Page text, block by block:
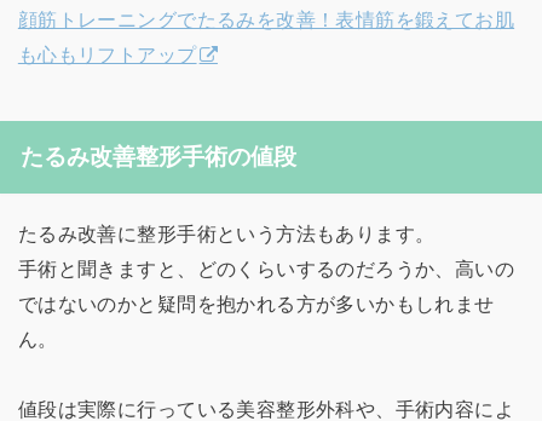
顔筋トレーニングでたるみを改善！表情筋を鍛えてお肌
も心もリフトアップ
たるみ改善整形手術の値段
たるみ改善に整形手術という方法もあります。
手術と聞きますと、どのくらいするのだろうか、高いの
ではないのかと疑問を抱かれる方が多いかもしれませ
ん。
値段は実際に行っている美容整形外科や、手術内容によ